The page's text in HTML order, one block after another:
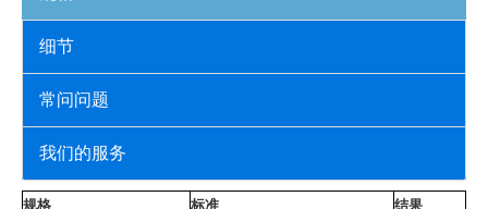
细节
常问问题
我们的服务
规格 标准 结果